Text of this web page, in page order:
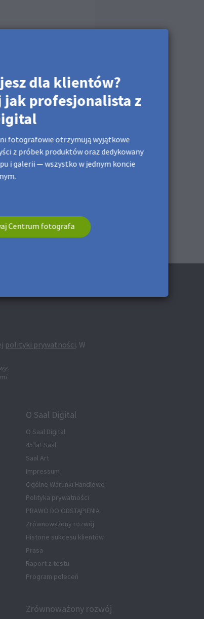
dla klientów?
jak profesjonalista z
fotografowie otrzymują wyjątkowe
z próbek produktów oraz dedykowany
i galerii — wszystko w jednym koncie
Centrum fotografa
polityki prywatności. W
O Saal Digital
O Saal Digital
45 lat Saal
Saal Art
Impressum
Ogólne Warunki Handlowe
Polityka prywatności
PRAWO DO ODSTĄPIENIA
Zrównoważony rozwój
Historie sukcesu klientów
Prasa
Raport z testu
Program poleceń
Zrównoważony rozwój